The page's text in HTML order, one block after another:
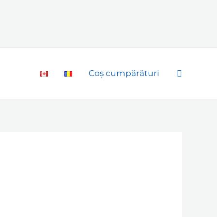
Coș cumpărături Search